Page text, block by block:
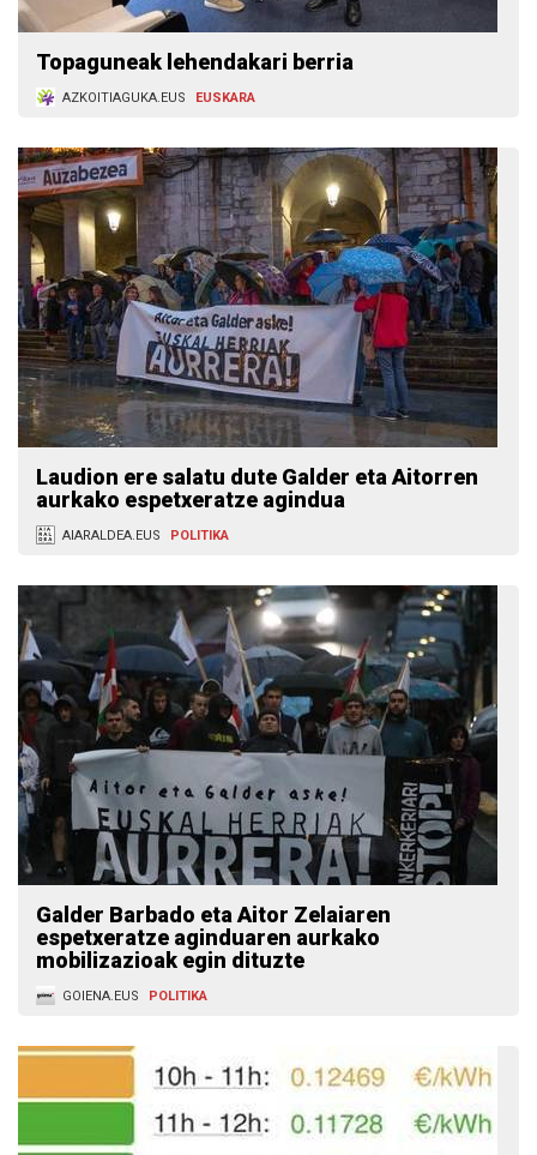
Topaguneak lehendakari berria
AZKOITIAGUKA.EUS EUSKARA
Laudion ere salatu dute Galder eta Aitorren
aurkako espetxeratze agindua
AIARALDEA.EUS POLITIKA
Galder Barbado eta Aitor Zelaiaren
espetxeratze aginduaren aurkako
mobilizazioak egin dituzte
GOIENA.EUS POLITIKA